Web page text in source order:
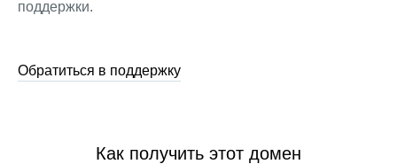
поддержки.
Обратиться в поддержку
Как получить этот домен